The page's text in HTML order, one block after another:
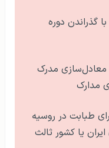
گذراندن دوره
معادل‌سازی مدرک
مدارک
طبابت در روسیه
یا کشور ثالث